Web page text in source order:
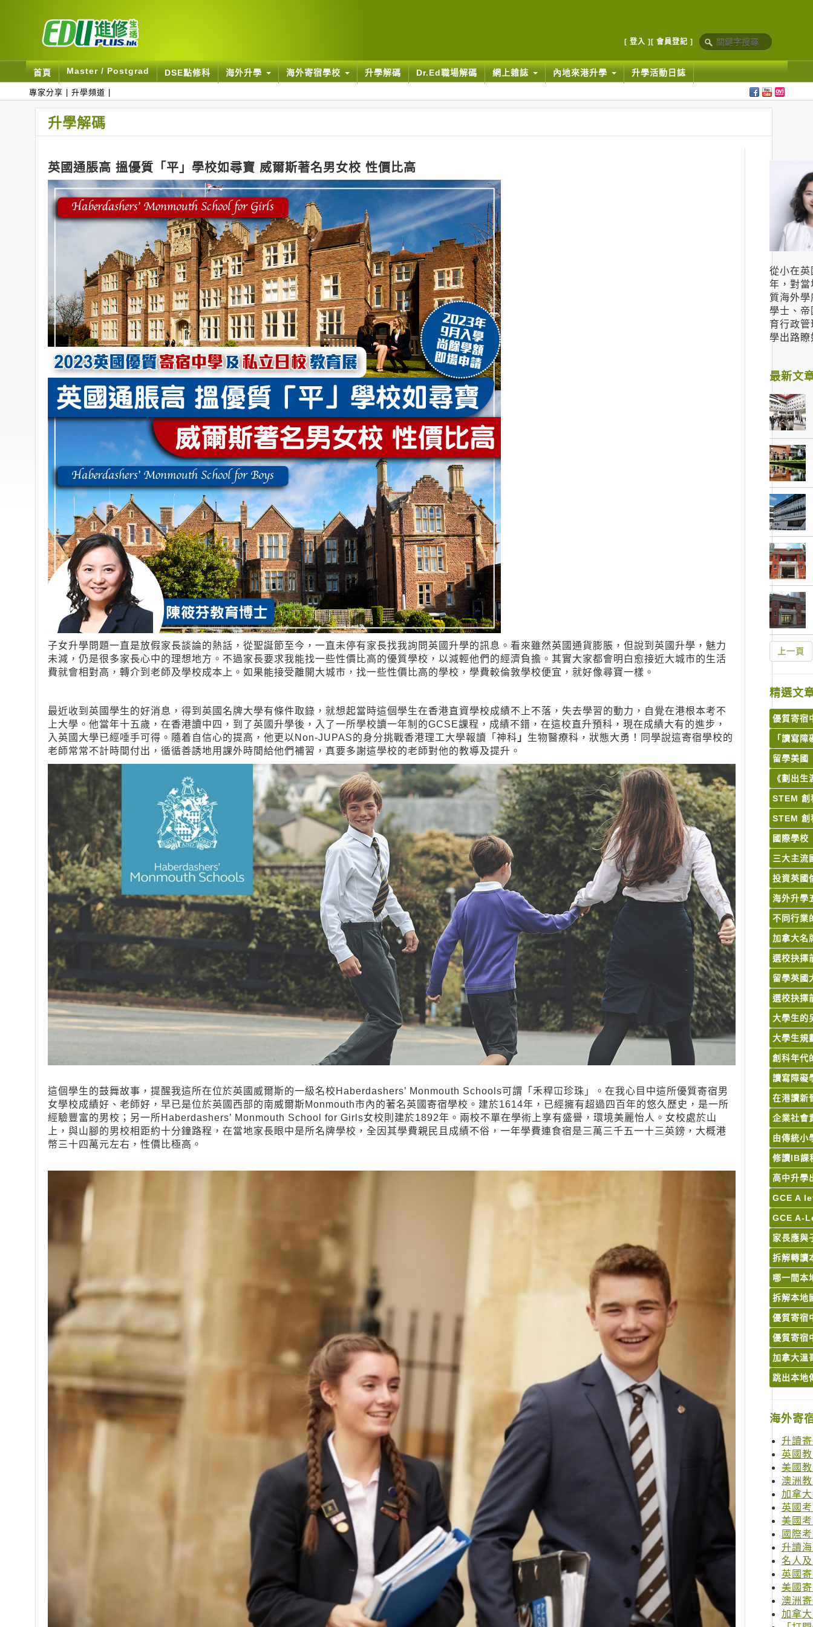
[ 登入 ] [ 會員登記 ]
首頁 Master / Postgrad DSE點修科 海外升學 海外寄宿學校 升學解碼 Dr.Ed職場解碼 網上雜誌 內地來港升學 升學活動日誌
專家分享 升學頻道
升學解碼
英國通脹高 搵優質「平」學校如尋寶 威爾斯著名男女校 性價比高
子女升學問題一直是放假家長談論的熱話，從聖誕節至今，一直未停有家長找我詢問英國升學的訊息。看來雖然英國通貨膨脹，但說到英國升學，魅力
未減，仍是很多家長心中的理想地方。不過家長要求我能找一些性價比高的優質學校，以減輕他們的經濟負擔。其實大家都會明白愈接近大城市的生活
費就會相對高，轉介到老師及學校成本上。如果能接受離開大城市，找一些性價比高的學校，學費較倫敦學校便宜，就好像尋寶一樣。
最近收到英國學生的好消息，得到英國名牌大學有條件取錄，就想起當時這個學生在香港直資學校成績不上不落，失去學習的動力，自覺在港根本考不
上大學。他當年十五歲，在香港讀中四，到了英國升學後，入了一所學校讀一年制的GCSE課程，成績不錯，在這校直升預科，現在成績大有的進步，
入英國大學已經唾手可得。隨着自信心的提高，他更以Non-JUPAS的身分挑戰香港理工大學報讀「神科 」 生物醫療科，狀態大勇！同學說這寄宿學校的
老師常常不計時間付出，循循善誘地用課外時間給他們補習，真要多謝這學校的老師對他的教導及提升。
這個學生的鼓舞故事，提醒我這所在位於英國威爾斯的一級名校Haberdashers’ Monmouth Schools可謂「禾稈冚珍珠」。在我心目中這所優質寄宿男
女學校成績好、老師好，早已是位於英國西部的南威爾斯Monmouth市內的著名英國寄宿學校。建於1614年，已經擁有超過四百年的悠久歷史，是一所
經驗豐富的男校；另一所Haberdashers’ Monmouth School for Girls女校則建於1892年。兩校不單在學術上享有盛譽，環境美麗怡人。女校處於山
上，與山腳的男校相距約十分鐘路程，在當地家長眼中是所名牌學校，全因其學費親民且成績不俗，一年學費連食宿是三萬三千五一十三英鎊，大概港
幣三十四萬元左右，性價比極高。
從小在
年，對
質海外
學士、
育行政
學出路瞭
最新文
上一頁
精選文
優質寄宿
「讀寫
留學美國
《劃出
STEM 創
STEM 創
國際學校
三大主流
投資英國
海外升學
不同行業
加拿大名
選校抉擇
留學英國
選校抉擇
大學生的
大學生規
創科年
讀寫障礙
在港讀新
企業社會
由傳統小
修讀IB課
高中升學
GCE A
GCE A-
家長應
拆解轉讀
哪一間本
拆解本地
優質寄宿
優質寄宿
加拿大
跳出本地
海外寄
升讀
英國
美國
澳洲
加拿
英國
美國
國際
升讀
名人
英國
美國
澳洲
加拿